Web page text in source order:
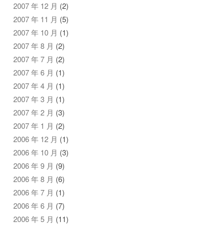
2007 年 12 月 (2)
2007 年 11 月 (5)
2007 年 10 月 (1)
2007 年 8 月 (2)
2007 年 7 月 (2)
2007 年 6 月 (1)
2007 年 4 月 (1)
2007 年 3 月 (1)
2007 年 2 月 (3)
2007 年 1 月 (2)
2006 年 12 月 (1)
2006 年 10 月 (3)
2006 年 9 月 (9)
2006 年 8 月 (6)
2006 年 7 月 (1)
2006 年 6 月 (7)
2006 年 5 月 (11)